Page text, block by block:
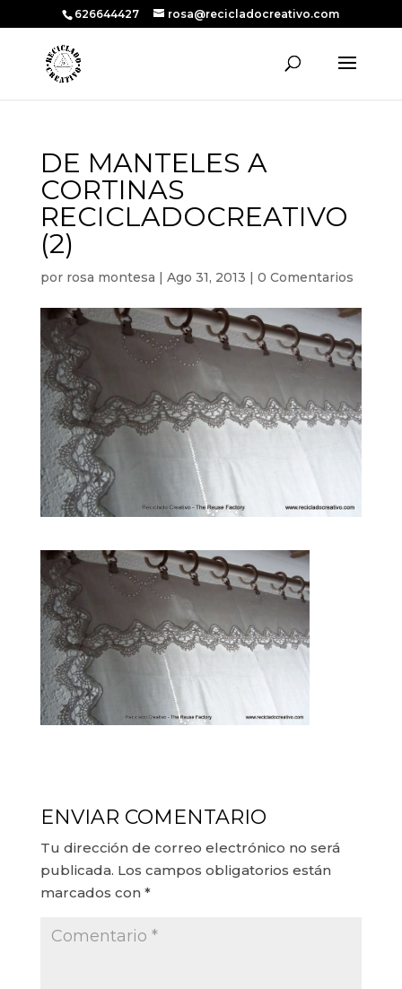
626644427 rosa@recicladocreativo.com
DE MANTELES A
CORTINAS
RECICLADOCREATIVO
(2)
por rosa montesa | Ago 31, 2013 | 0 Comentarios
ENVIAR COMENTARIO
Tu dirección de correo electrónico no será
publicada. Los campos obligatorios están
marcados con *